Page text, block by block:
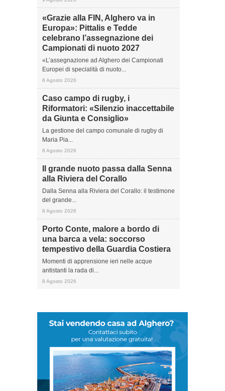
«Grazie alla FIN, Alghero va in
Europa»: Pittalis e Tedde
celebrano l’assegnazione dei
Campionati di nuoto 2027
«L’assegnazione ad Alghero dei Campionati
Europei di specialità di nuoto...
8 Agosto 2026
Caso campo di rugby, i
Riformatori: «Silenzio inaccettabile
da Giunta e Consiglio»
La gestione del campo comunale di rugby di
Maria Pia...
8 Agosto 2026
Il grande nuoto passa dalla Senna
alla Riviera del Corallo
Dalla Senna alla Riviera del Corallo: il testimone
del grande...
8 Agosto 2026
Porto Conte, malore a bordo di
una barca a vela: soccorso
tempestivo della Guardia Costiera
Momenti di apprensione ieri nelle acque
antistanti la rada di...
8 Agosto 2026